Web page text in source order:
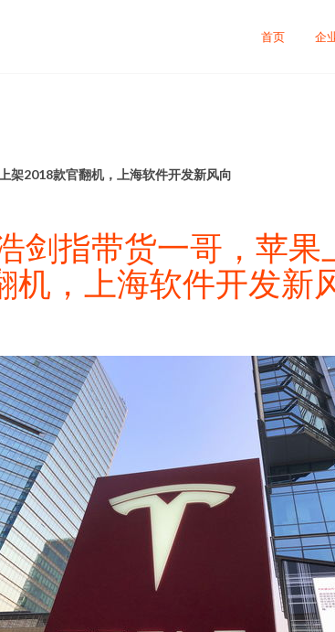
首页 企
架2018款官翻机，上海软件开发新风向
剑指带货一哥，苹果
机，上海软件开发新